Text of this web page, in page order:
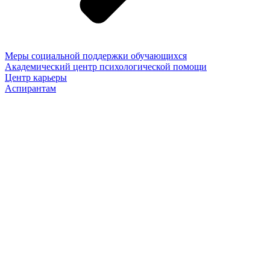
Меры социальной поддержки обучающихся
Академический центр психологической помощи
Центр карьеры
Аспирантам